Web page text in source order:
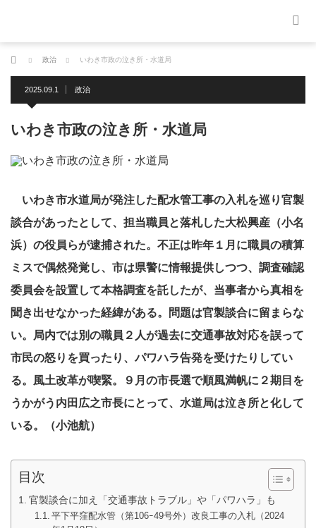
ホーム 政治 いわき市政の泣き所・水道局
2025.09.1 政治
いわき市政の泣き所・水道局
いわき市水道局が発注した配水管工事の入札を巡り官製
談合があったとして、担当職員と落札した大松興産（小名
浜）の役員らが逮捕された。不正は昨年１月に職員の積算
ミスで偶然発覚し、市は県警に情報提供しつつ、調査確認
委員会を設置して本格調査を託したが、当事者から真相を
聞き出せなかった経緯がある。問題は官製談合に留まらな
い。局内では別の職員２人が過去に交通事故対応を誤って
市民の怒りを買ったり、パワハラ告発を受けたりしてい
る。風土改革が喫緊。９月の市長選で順風満帆に２期目を
うかがう内田広之市長にとって、水道局は泣き所と化して
いる。（小池航）
目次
官製談合に加え「交通事故トラブル」や「パワハラ」も
平下平窪配水管（第106ｰ49号外）改良工事の入札（2024